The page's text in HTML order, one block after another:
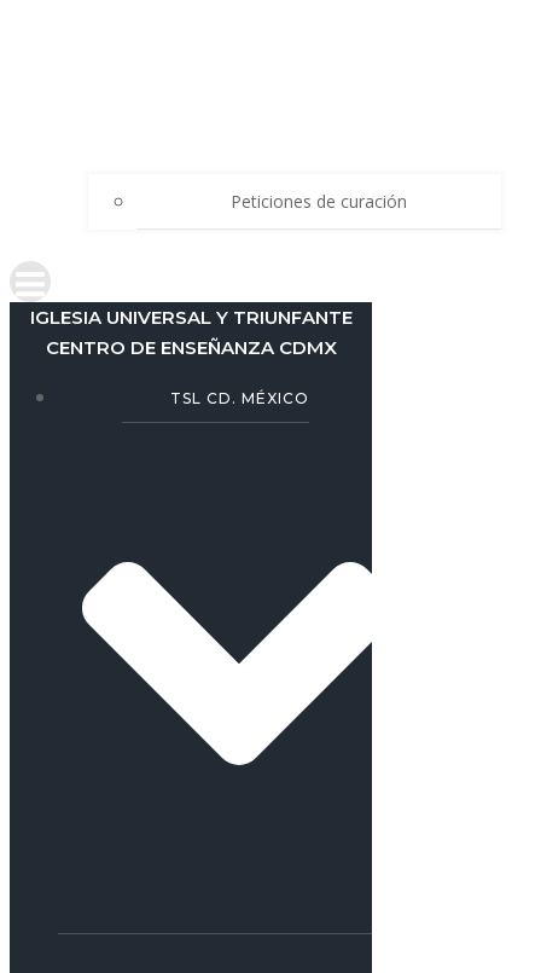
Peticiones de curación
IGLESIA UNIVERSAL Y TRIUNFANTE
CENTRO DE ENSEÑANZA CDMX
TSL CD. MÉXICO